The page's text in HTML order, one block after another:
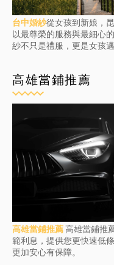
台中婚紗從女孩到新娘，
以最尊榮的服務與最細心
紗不只是禮服，更是女孩
高雄當鋪推薦
高雄當鋪推薦高雄當鋪推
範利息，提供您更快速低
更加安心有保障。